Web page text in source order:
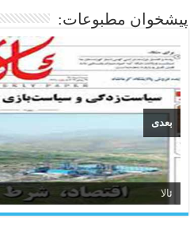
پیشخوان مطبوعات:
ئالا
بعدی